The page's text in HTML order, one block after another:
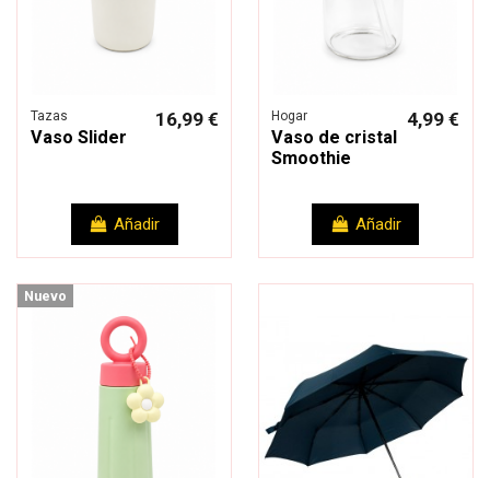
Tazas
Vaso Slider
16,99 €
Añadir
Hogar
Vaso de cristal
Smoothie
4,99 €
Añadir
Nuevo